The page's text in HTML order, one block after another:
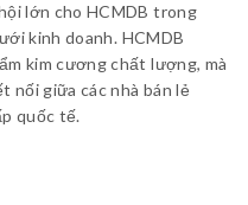
lớn cho HCMDB trong
kinh doanh. HCMDB
kim cương chất lượng, mà
nối giữa các nhà bán lẻ
quốc tế.